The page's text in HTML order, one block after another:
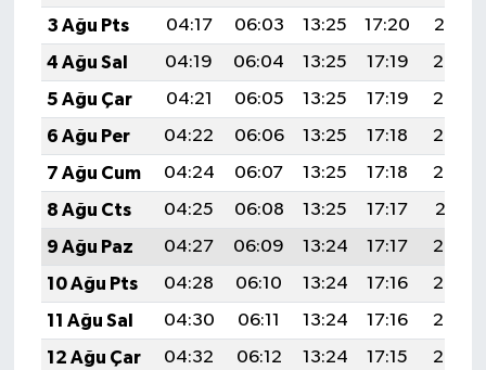
3 Ağu Pts
04:17 06:03 13:25 17:20
20:37
4 Ağu Sal
04:19 06:04 13:25 17:19
20:36
5 Ağu Çar
04:21 06:05 13:25 17:19
20:35
6 Ağu Per
04:22 06:06 13:25 17:18
20:34
7 Ağu Cum
04:24 06:07 13:25 17:18
20:33
8 Ağu Cts
04:25 06:08 13:25 17:17
20:31
9 Ağu Paz
04:27 06:09 13:24 17:17
20:30
10 Ağu Pts
04:28 06:10 13:24 17:16
20:29
11 Ağu Sal
04:30 06:11 13:24 17:16
20:27
12 Ağu Çar
04:32 06:12 13:24 17:15
20:26